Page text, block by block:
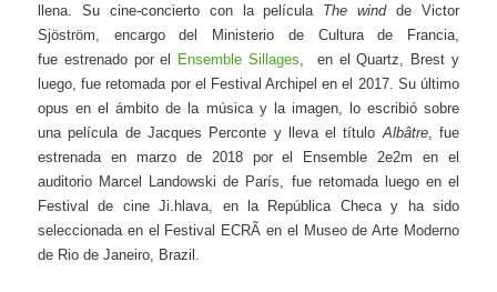
llena. Su cine-concierto con la película The windde Victor
Sjöström, encargo del Ministerio de Cultura de Francia,
fue estrenado por el Ensemble Sillages , en el Quartz, Brest y
luego, fue retomada por el Festival Archipel en el 2017. Su último
opus en el ámbito de la música y la imagen, lo escribió sobre
una película de Jacques Perconte y lleva el título Albâtre, fue
estrenada en marzo de 2018 por el Ensemble 2e2m en el
auditorio Marcel Landowski de París, fue retomada luego en el
Festival de cine Ji.hlava, en la República Checa y ha sido
seleccionada en el Festival ECRÃ en el Museo de Arte Moderno
de Rio de Janeiro, Brazil.